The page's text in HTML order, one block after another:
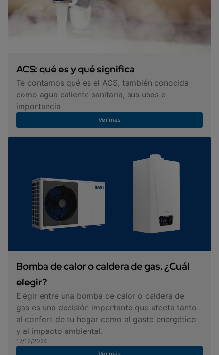
ACS: qué es y qué significa
Te contamos qué es el ACS, también conocida
como agua caliente sanitaria, sus usos e
importancia
Ver más
Bomba de calor o caldera de gas. ¿Cuál
elegir?
Elegir entre una bomba de calor o caldera de
gas es una decisión importante que afecta tanto
al confort de tu hogar como al gasto energético
y al impacto ambiental.
17/12/2024